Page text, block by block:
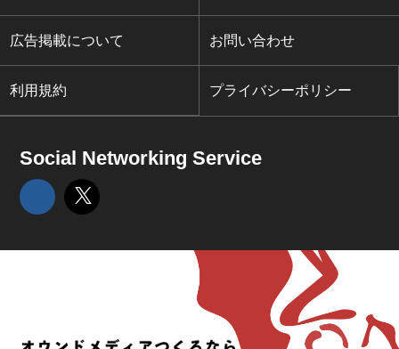
広告掲載について お問い合わせ
利用規約 プライバシーポリシー
Social Networking Service